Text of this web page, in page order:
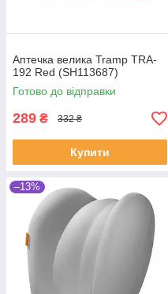
Аптечка велика Tramp TRA-
192 Red (SH113687)
Готово до відправки
289 ₴ 332 ₴
Купити
–13%